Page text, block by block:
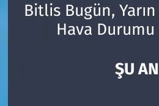
Bitlis Bugün,
Hava
ŞU AN
Dinya
Süper Lig Puan Durumu